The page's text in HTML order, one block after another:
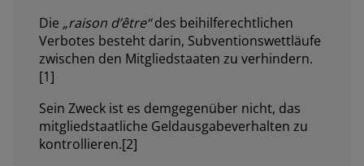
Die „raison d’être“des beihilferechtlichen
Verbotes besteht darin, Subventionswettläufe
zwischen den Mitgliedstaaten zu verhindern.
[1]
Sein Zweck ist es demgegenüber nicht, das
mitgliedstaatliche Geldausgabeverhalten zu
kontrollieren.[2]